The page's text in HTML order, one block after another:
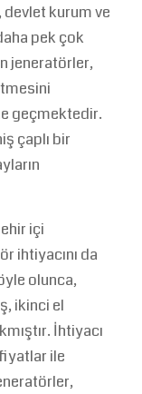
kurum ve
pek çok
jeneratörler,
geçmektedir.
çaplı bir
içi
ihtiyacını da
olunca,
ikinci el
İhtiyacı
ile